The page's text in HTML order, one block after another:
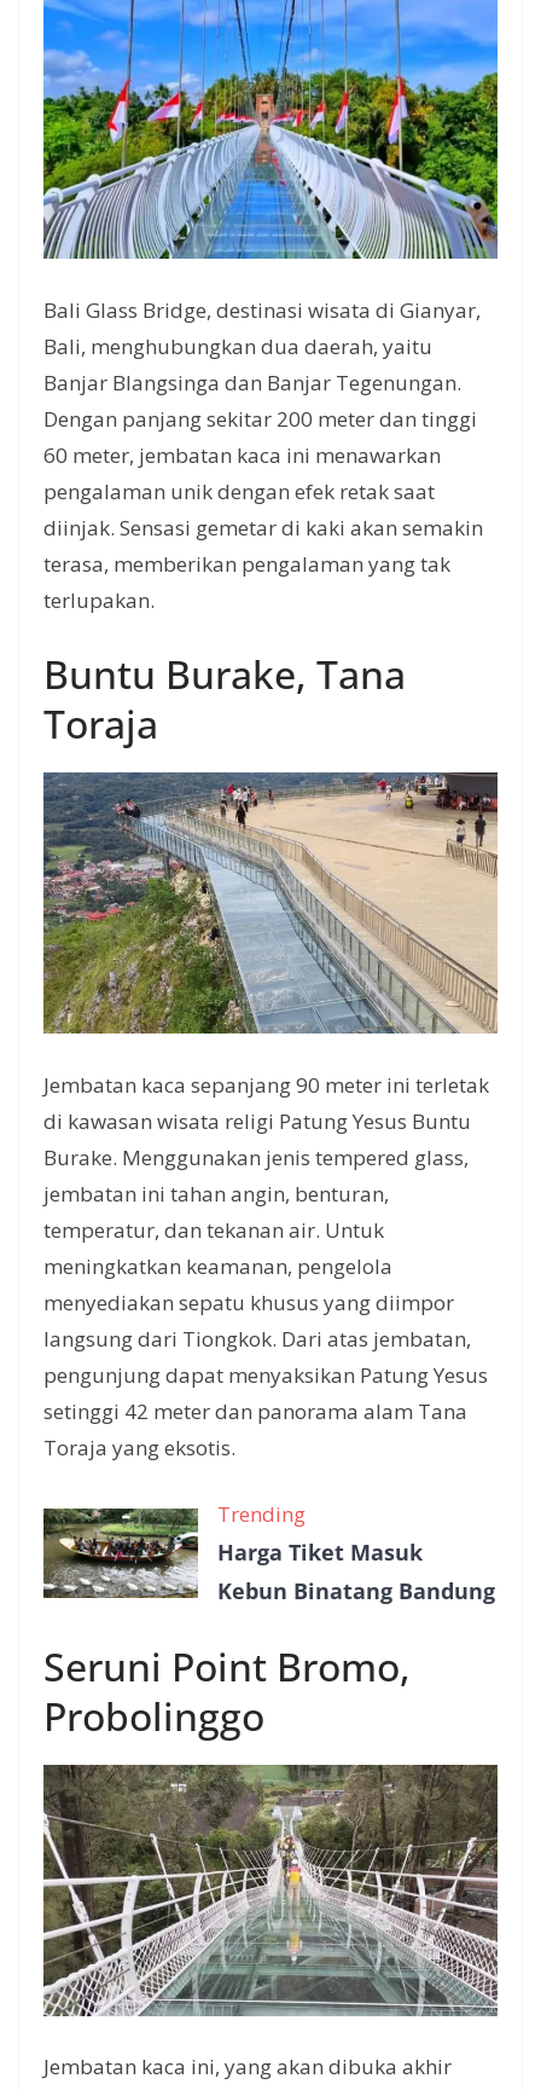
Bali Glass Bridge, destinasi wisata di Gianyar,
Bali, menghubungkan dua daerah, yaitu
Banjar Blangsinga dan Banjar Tegenungan.
Dengan panjang sekitar 200 meter dan tinggi
60 meter, jembatan kaca ini menawarkan
pengalaman unik dengan efek retak saat
diinjak. Sensasi gemetar di kaki akan semakin
terasa, memberikan pengalaman yang tak
terlupakan.
Buntu Burake, Tana
Toraja
Jembatan kaca sepanjang 90 meter ini terletak
di kawasan wisata religi Patung Yesus Buntu
Burake. Menggunakan jenis tempered glass,
jembatan ini tahan angin, benturan,
temperatur, dan tekanan air. Untuk
meningkatkan keamanan, pengelola
menyediakan sepatu khusus yang diimpor
langsung dari Tiongkok. Dari atas jembatan,
pengunjung dapat menyaksikan Patung Yesus
setinggi 42 meter dan panorama alam Tana
Toraja yang eksotis.
Trending
Harga Tiket Masuk
Kebun Binatang Bandung
Seruni Point Bromo,
Probolinggo
Jembatan kaca ini, yang akan dibuka akhir